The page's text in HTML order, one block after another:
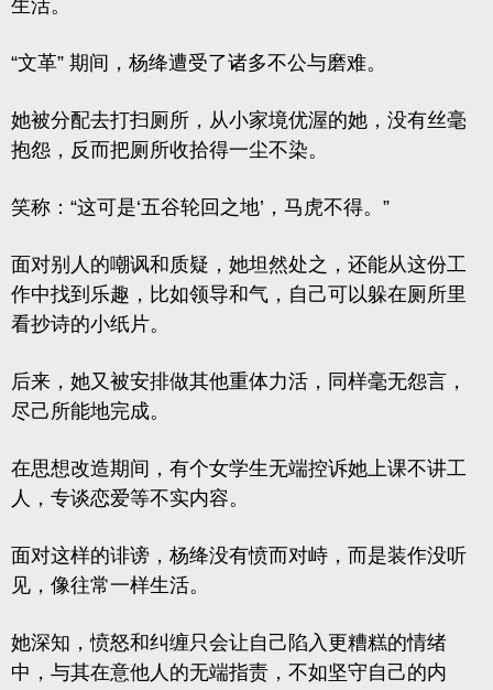
生活。
“文革” 期间，杨绛遭受了诸多不公与磨难。
她被分配去打扫厕所，从小家境优渥的她，没有丝毫
抱怨，反而把厕所收拾得一尘不染。
笑称：“这可是‘五谷轮回之地’，马虎不得。”
面对别人的嘲讽和质疑，她坦然处之，还能从这份工
作中找到乐趣，比如领导和气，自己可以躲在厕所里
看抄诗的小纸片。
后来，她又被安排做其他重体力活，同样毫无怨言，
尽己所能地完成。
在思想改造期间，有个女学生无端控诉她上课不讲工
人，专谈恋爱等不实内容。
面对这样的诽谤，杨绛没有愤而对峙，而是装作没听
见，像往常一样生活。
她深知，愤怒和纠缠只会让自己陷入更糟糕的情绪
中，与其在意他人的无端指责，不如坚守自己的内